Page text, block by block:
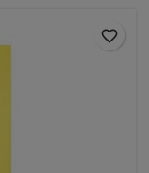
favorite_border